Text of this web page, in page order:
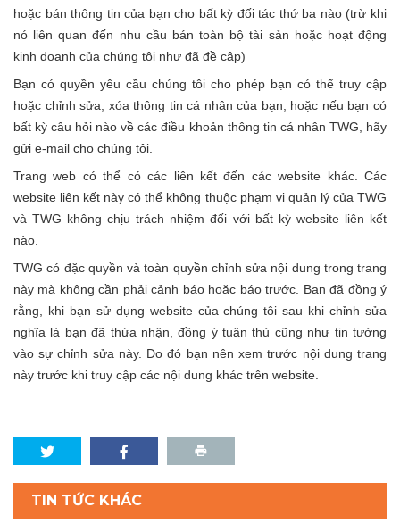
hoặc bán thông tin của bạn cho bất kỳ đối tác thứ ba nào (trừ khi
nó liên quan đến nhu cầu bán toàn bộ tài sản hoặc hoạt động
kinh doanh của chúng tôi như đã đề cập)
Bạn có quyền yêu cầu chúng tôi cho phép bạn có thể truy cập
hoặc chỉnh sửa, xóa thông tin cá nhân của bạn, hoặc nếu bạn có
bất kỳ câu hỏi nào về các điều khoản thông tin cá nhân TWG, hãy
gửi e-mail cho chúng tôi.
Trang web có thể có các liên kết đến các website khác. Các
website liên kết này có thể không thuộc phạm vi quản lý của TWG
và TWG không chịu trách nhiệm đối với bất kỳ website liên kết
nào.
TWG có đặc quyền và toàn quyền chỉnh sửa nội dung trong trang
này mà không cần phải cảnh báo hoặc báo trước. Bạn đã đồng ý
rằng, khi bạn sử dụng website của chúng tôi sau khi chỉnh sửa
nghĩa là bạn đã thừa nhận, đồng ý tuân thủ cũng như tin tưởng
vào sự chỉnh sửa này. Do đó bạn nên xem trước nội dung trang
này trước khi truy cập các nội dung khác trên website.
TIN TỨC KHÁC